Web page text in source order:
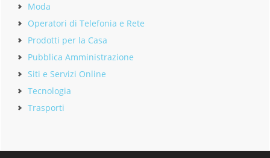
Moda
Operatori di Telefonia e Rete
Prodotti per la Casa
Pubblica Amministrazione
Siti e Servizi Online
Tecnologia
Trasporti